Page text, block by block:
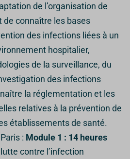
de l’organisation de
de connaître les bases
des infections liées à un
hospitalier,
de la surveillance, du
des infections
la réglementation et les
relatives à la prévention de
établissements de santé.
: Module 1 : 14 heures
contre l’infection